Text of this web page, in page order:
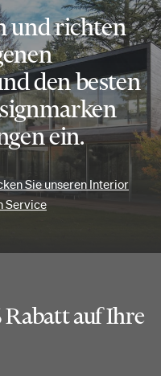
und richten
den besten
ein.
Sie unseren Interior
Service
Rabatt auf Ihre